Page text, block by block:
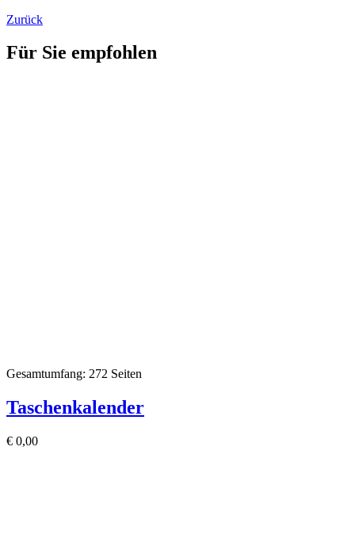
Zurück
Für Sie empfohlen
Gesamtumfang: 272 Seiten
Taschenkalender
€ 0,00